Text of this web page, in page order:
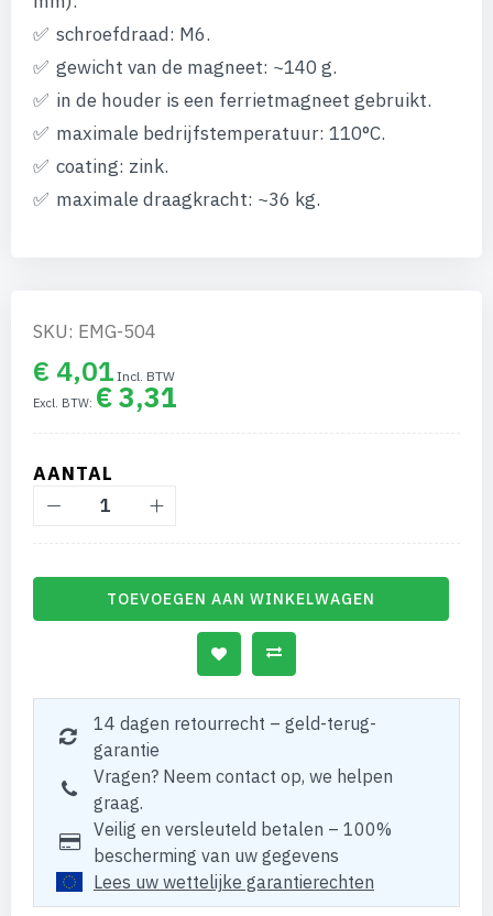
schroefdraad: M6.
gewicht van de magneet: ~140 g.
in de houder is een ferrietmagneet gebruikt.
maximale bedrijfstemperatuur: 110°C.
coating: zink.
maximale draagkracht: ~36 kg.
SKU: EMG-504
€ 4,01
€ 3,31
AANTAL
TOEVOEGEN AAN WINKELWAGEN
14 dagen retourrecht – geld-terug-
garantie
Vragen? Neem contact op, we helpen
graag.
Veilig en versleuteld betalen – 100%
bescherming van uw gegevens
Lees uw wettelijke garantierechten